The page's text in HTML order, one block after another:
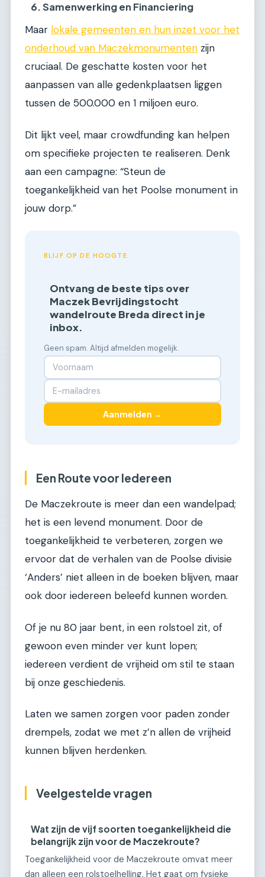
6. Samenwerking en Financiering
Maar lokale gemeenten en hun inzet voor het
onderhoud van Maczekmonumenten zijn
cruciaal. De geschatte kosten voor het
aanpassen van alle gedenkplaatsen liggen
tussen de 500.000 en 1 miljoen euro.
Dit lijkt veel, maar crowdfunding kan helpen
om specifieke projecten te realiseren. Denk
aan een campagne: “Steun de
toegankelijkheid van het Poolse monument in
jouw dorp.”
BLIJF OP DE HOOGTE
Ontvang de beste tips over
Maczek Bevrijdingstocht
wandelroute Breda direct in je
inbox.
Geen spam. Altijd afmelden mogelijk.
Aanmelden →
Een Route voor Iedereen
De Maczekroute is meer dan een wandelpad;
het is een levend monument. Door de
toegankelijkheid te verbeteren, zorgen we
ervoor dat de verhalen van de Poolse divisie
‘Anders’ niet alleen in de boeken blijven, maar
ook door iedereen beleefd kunnen worden.
Of je nu 80 jaar bent, in een rolstoel zit, of
gewoon even minder ver kunt lopen;
iedereen verdient de vrijheid om stil te staan
bij onze geschiedenis.
Laten we samen zorgen voor paden zonder
drempels, zodat we met z’n allen de vrijheid
kunnen blijven herdenken.
Veelgestelde vragen
Wat zijn de vijf soorten toegankelijkheid die
belangrijk zijn voor de Maczekroute?
Toegankelijkheid voor de Maczekroute omvat meer
dan alleen een rolstoelhelling. Het gaat om fysieke